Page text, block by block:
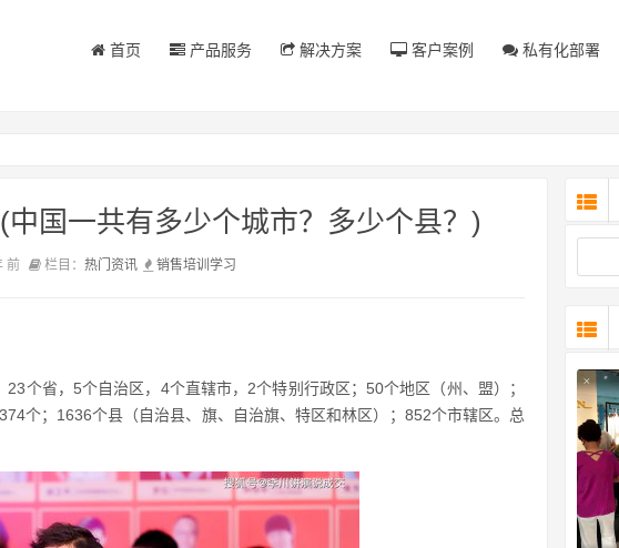
首页 产品服务 解决方案 客户案例 私有化部署
国一共有多少个城市？多少个县？)
前 栏目： 热门资讯 销售培训 学习
个省，5个自治区，4个直辖市，2个特别行政区；50个地区（州、盟）；
个；1636个县（自治县、旗、自治旗、特区和林区）；852个市辖区。总